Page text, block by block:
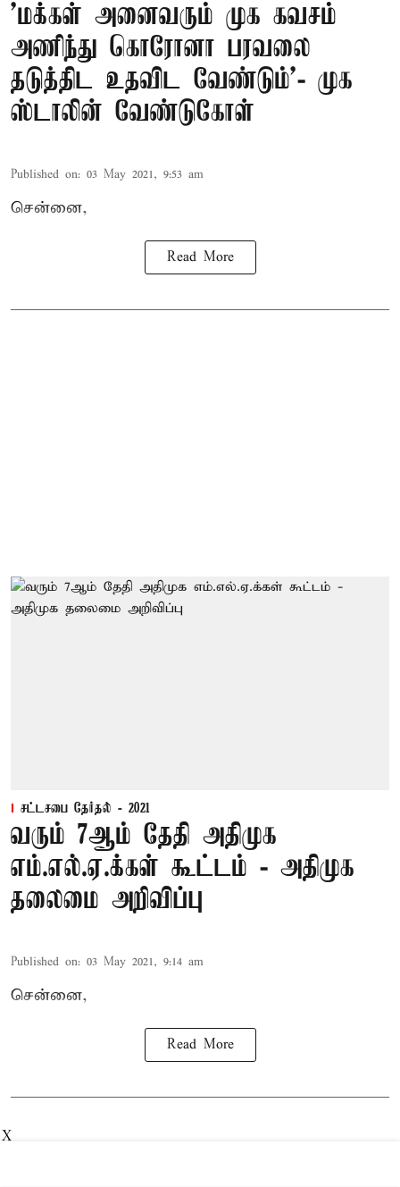
'மக்கள் அனைவரும் முக கவசம்
அணிந்து கொரோனா பரவலை
தடுத்திட உதவிட வேண்டும்'- முக
ஸ்டாலின் வேண்டுகோள்
Published on: 03 May 2021, 9:53 am
சென்னை,
Read More
சட்டசபை தேர்தல் - 2021
வரும் 7ஆம் தேதி அதிமுக
எம்.எல்.ஏ.க்கள் கூட்டம் - அதிமுக
தலைமை அறிவிப்பு
Published on: 03 May 2021, 9:14 am
சென்னை,
Read More
X